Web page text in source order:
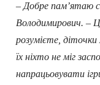
– Добре пам’ятаю
Володимирович. –
розумієте,
їх ніхто не міг
напрацьовувати